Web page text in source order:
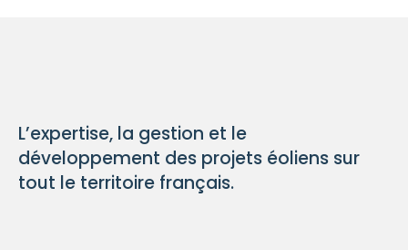
L’expertise, la gestion et le
développement des projets éoliens sur
tout le territoire français.